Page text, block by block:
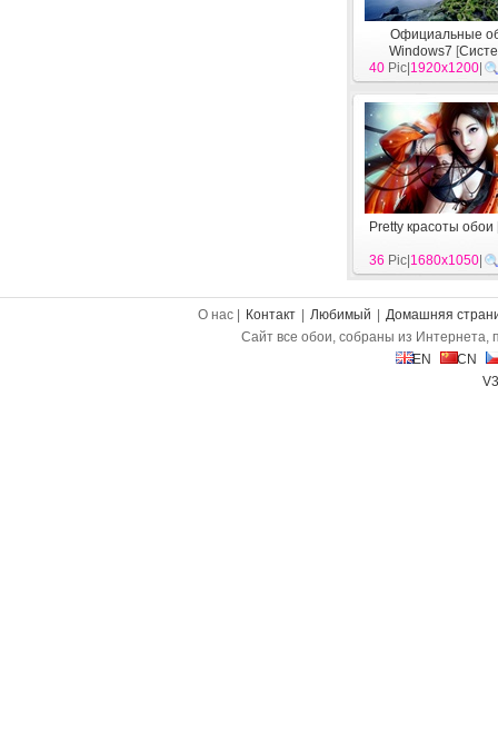
Официальные
Windows7 [
40 Pic| 1920x1200
Pretty красоты обои
36 Pic| 1680x1050
О нас | Контакт Любимый
Домашняя
Сайт все обои, собраны из Интернета,
EN
CN